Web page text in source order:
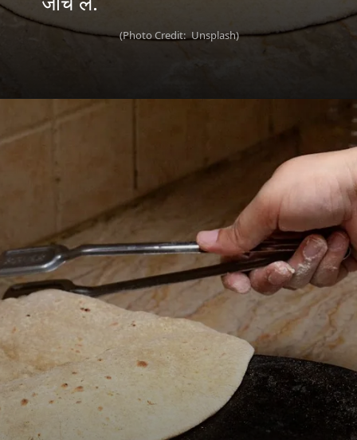
(Photo Credit: Unsplash)